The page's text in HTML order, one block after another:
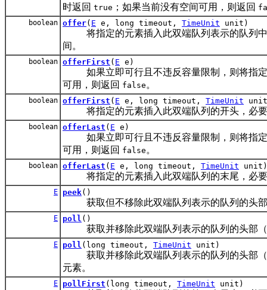
时返回 true ；如果当前没有空间可用，则返回
boolean offer( E e, long timeout, TimeUnit unit)
将指定的元素插入此双端队列表示的队列中
间。
boolean offerFirst ( E e)
如果立即可行且不违反容量限制，则将指定
可用，则返回 false 。
boolean offerFirst ( E e, long timeout, TimeUnit
将指定的元素插入此双端队列的开头，必要
boolean offerLast ( E e)
如果立即可行且不违反容量限制，则将指定
可用，则返回 false 。
boolean offerLast ( E e, long timeout, TimeUnit unit)
将指定的元素插入此双端队列的末尾，必要
E peek()
获取但不移除此双端队列表示的队列的头部
E poll ()
获取并移除此双端队列表示的队列的头部（
E poll (long timeout, TimeUnit unit)
获取并移除此双端队列表示的队列的头部（
元素。
E pollFirst (long timeout, TimeUnit unit)